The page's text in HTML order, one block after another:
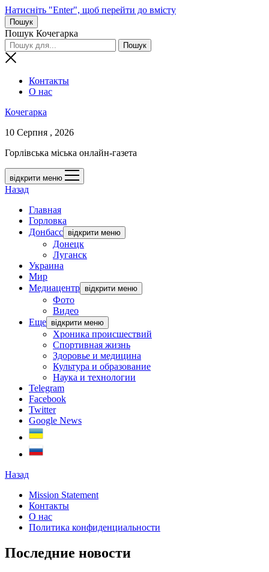
Натисніть "Enter", щоб перейти до вмісту
Пошук
Пошук Кочегарка
Контакты
О нас
Кочегарка
10 Серпня , 2026
Горлівська міська онлайн-газета
відкрити меню
Назад
Главная
Горловка
Донбасс відкрити меню
Донецк
Луганск
Украина
Мир
Медиацентр відкрити меню
Фото
Видео
Еще відкрити меню
Хроника происшествий
Спортивная жизнь
Здоровье и медицина
Культура и образование
Наука и технологии
Telegram
Facebook
Twitter
Google News
Назад
Mission Statement
Контакты
О нас
Политика конфиденциальности
Последние новости